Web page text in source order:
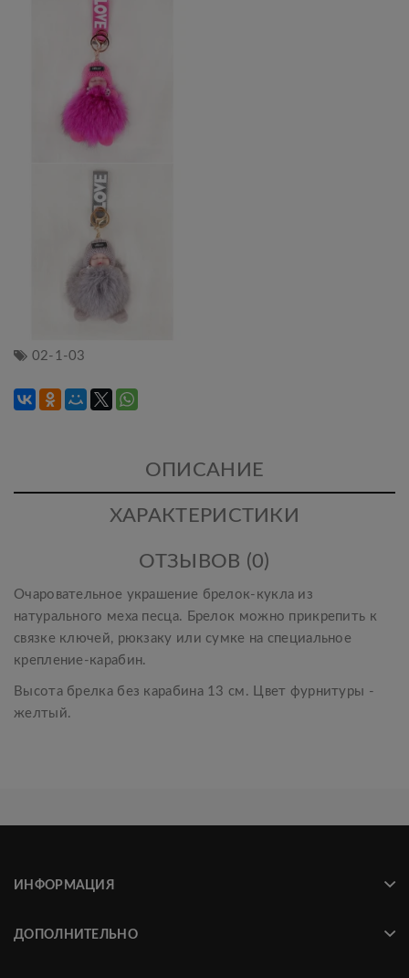
02-1-03
ОПИСАНИЕ
ХАРАКТЕРИСТИКИ
ОТЗЫВОВ (0)
Очаровательное украшение брелок-кукла из
натурального меха песца. Брелок можно прикрепить к
связке ключей, рюкзаку или сумке на специальное
крепление-карабин.
Высота брелка без карабина 13 см. Цвет фурнитуры -
желтый.
ИНФОРМАЦИЯ
ДОПОЛНИТЕЛЬНО